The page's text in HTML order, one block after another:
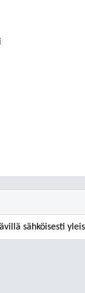
sähköisesti